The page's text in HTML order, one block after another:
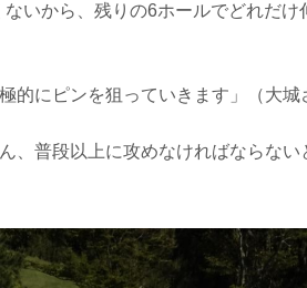
いから、残りの6ホールでどれだけ
的にピンを狙っていきます」（大城
、普段以上に攻めなければならな